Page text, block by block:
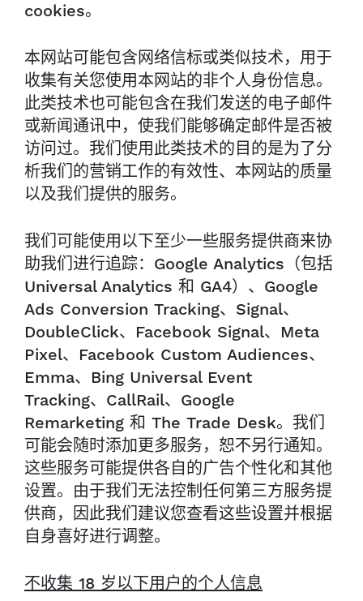
cookies。
本网站可能包含网络信标或类似技术，用于
收集有关您使用本网站的非个人身份信息。
此类技术也可能包含在我们发送的电子邮件
或新闻通讯中，使我们能够确定邮件是否被
访问过。我们使用此类技术的目的是为了分
析我们的营销工作的有效性、本网站的质量
以及我们提供的服务。
我们可能使用以下至少一些服务提供商来协
助我们进行追踪：Google Analytics（包括
Universal Analytics 和 GA4）、Google
Ads Conversion Tracking、Signal、
DoubleClick、Facebook Signal、Meta
Pixel、Facebook Custom Audiences、
Emma、Bing Universal Event
Tracking、CallRail、Google
Remarketing 和 The Trade Desk。我们
可能会随时添加更多服务，恕不另行通知。
这些服务可能提供各自的广告个性化和其他
设置。由于我们无法控制任何第三方服务提
供商，因此我们建议您查看这些设置并根据
自身喜好进行调整。
不收集 18 岁以下用户的个人信息